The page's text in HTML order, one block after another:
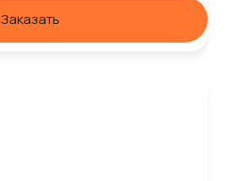
Заказать